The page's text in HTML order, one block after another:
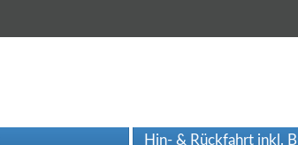
Hin- & Rückfahrt inkl.